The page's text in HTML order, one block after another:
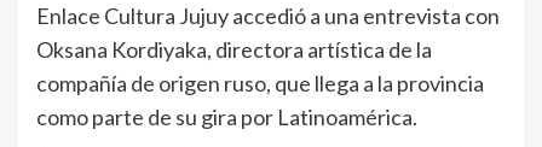
Enlace Cultura Jujuy accedió a una entrevista con
Oksana Kordiyaka, directora artística de la
compañía de origen ruso, que llega a la provincia
como parte de su gira por Latinoamérica.